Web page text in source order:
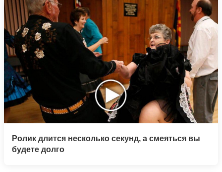
Ролик длится несколько секунд, а смеяться вы
будете долго